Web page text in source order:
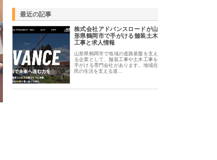
最近の記事
株式会社アドバンスロードが山
形県鶴岡市で手がける舗装土木
工事と求人情報
山形県鶴岡市で地域の道路基盤を支え
る企業として、舗装工事や土木工事を
手がける専門会社があります。地域住
民の生活を支える道…